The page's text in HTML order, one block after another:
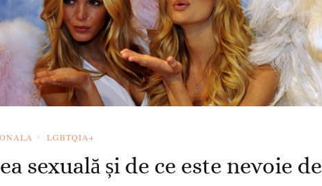
LGBTQIA+
sexuală și de ce este nevoie de